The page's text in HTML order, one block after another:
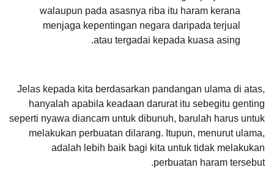
walaupun pada asasnya riba itu haram kerana
menjaga kepentingan negara daripada terjual
atau tergadai kepada kuasa asing.
Jelas kepada kita berdasarkan pandangan ulama di atas,
hanyalah apabila keadaan darurat itu sebegitu genting
seperti nyawa diancam untuk dibunuh, barulah harus untuk
melakukan perbuatan dilarang. Itupun, menurut ulama,
adalah lebih baik bagi kita untuk tidak melakukan
perbuatan haram tersebut.